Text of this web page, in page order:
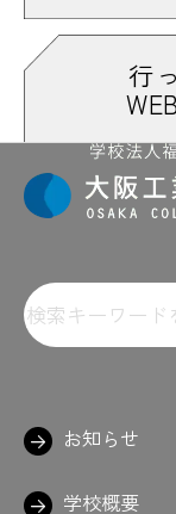
行
お知らせ
学校概要